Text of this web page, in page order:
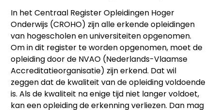
In het Centraal Register Opleidingen Hoger
Onderwijs (CROHO) zijn alle erkende opleidingen
van hogescholen en universiteiten opgenomen.
Om in dit register te worden opgenomen, moet de
opleiding door de NVAO (Nederlands-Vlaamse
Accreditatieorganisatie) zijn erkend. Dat wil
zeggen dat de kwaliteit van de opleiding voldoende
is. Als de kwaliteit na enige tijd niet langer voldoet,
kan een opleiding de erkenning verliezen. Dan mag